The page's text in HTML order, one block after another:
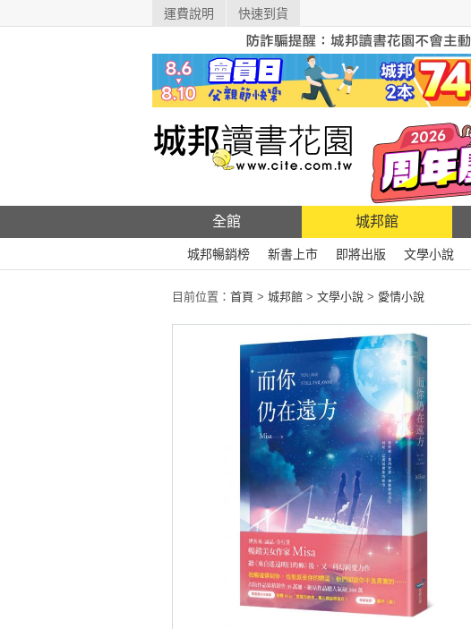
運費說明 快速到貨
全館 城邦館
城邦暢銷榜 新書上市 即將出版 文學小說
目前位置： 首頁 > 城邦館 > 文學小說 > 愛情小說